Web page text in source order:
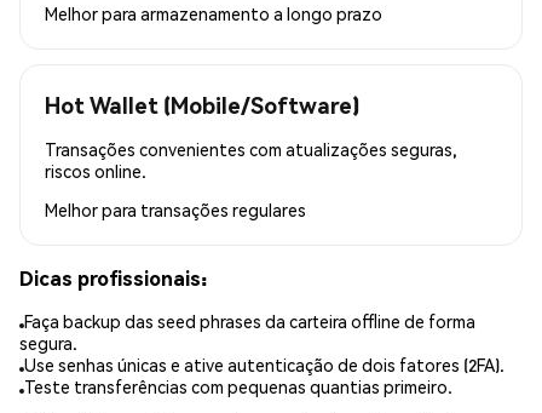
Melhor para armazenamento a longo prazo
Hot Wallet (Mobile/Software)
Transações convenientes com atualizações seguras,
riscos online.
Melhor para transações regulares
Dicas profissionais:
Faça backup das seed phrases da carteira offline de forma
segura.
Use senhas únicas e ative autenticação de dois fatores (2FA).
Teste transferências com pequenas quantias primeiro.